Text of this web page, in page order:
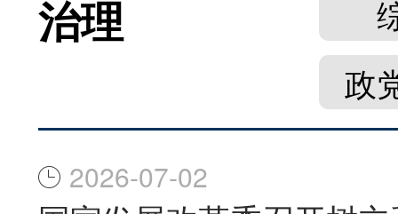
治理
政
2026-07-02